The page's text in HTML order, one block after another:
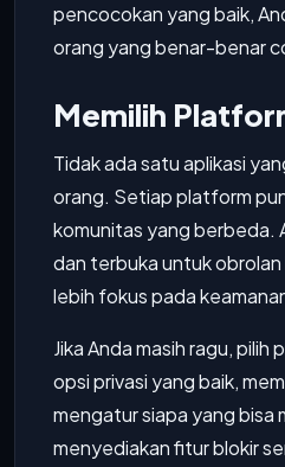
pencocokan yang baik,
orang yang benar-benar
Memilih
Tidak ada satu aplikasi
orang. Setiap platform
komunitas yang berbeda.
dan terbuka untuk
lebih fokus pada
Jika Anda masih ragu,
opsi privasi yang baik,
mengatur siapa yang bisa
menyediakan fitur blokir